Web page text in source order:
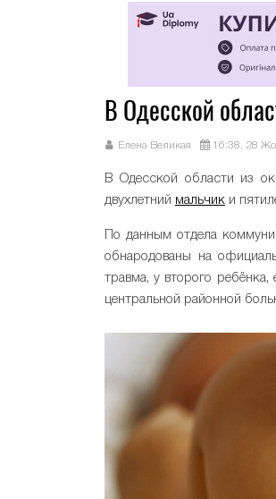
В Одесской
Елена Великая 16:38, 28
В Одесской области из
двухлетний мальчик и
По данным отдела
обнародованы на
травма, у второго
центральной районной